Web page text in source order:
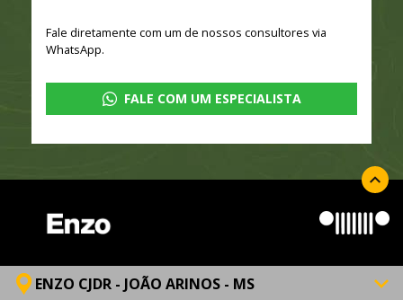
Fale diretamente com um de nossos consultores via
WhatsApp.
FALE COM UM ESPECIALISTA
ENZO CJDR - JOÃO ARINOS - MS